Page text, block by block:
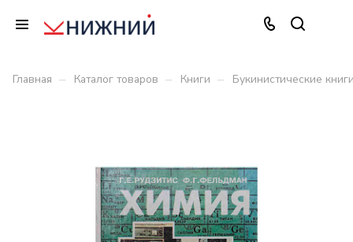
Главная – Каталог товаров – Книги – Букинистические